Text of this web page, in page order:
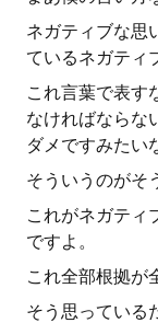
ネガティブな思
ているネガティ
これ言葉で表す
なければならな
ダメですみたい
そういうのがそ
これがネガティ
ですよ。
これ全部根拠が
そう思っている